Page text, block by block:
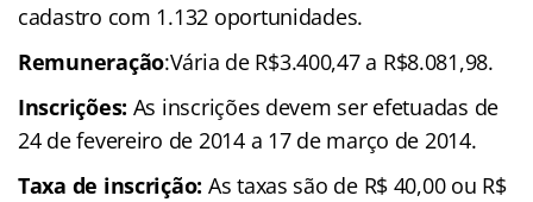
cadastro com 1.132 oportunidades.
Remuneração:Vária de R$3.400,47 a R$8.081,98.
Inscrições: As inscrições devem ser efetuadas de
24 de fevereiro de 2014 a 17 de março de 2014.
Taxa de inscrição: As taxas são de R$ 40,00 ou R$